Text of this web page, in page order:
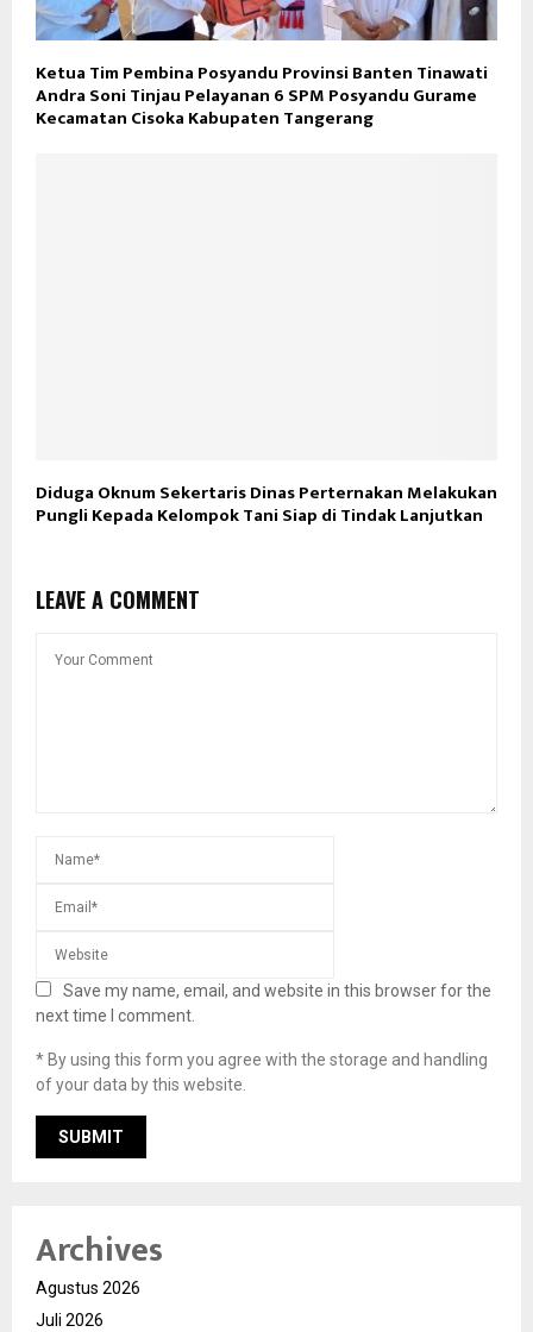
Ketua Tim Pembina Posyandu Provinsi Banten Tinawati
Andra Soni Tinjau Pelayanan 6 SPM Posyandu Gurame
Kecamatan Cisoka Kabupaten Tangerang
Diduga Oknum Sekertaris Dinas Perternakan Melakukan
Pungli Kepada Kelompok Tani Siap di Tindak Lanjutkan
LEAVE A COMMENT
Save my name, email, and website in this browser for the
next time I comment.
* By using this form you agree with the storage and handling
of your data by this website.
Archives
Agustus 2026
Juli 2026